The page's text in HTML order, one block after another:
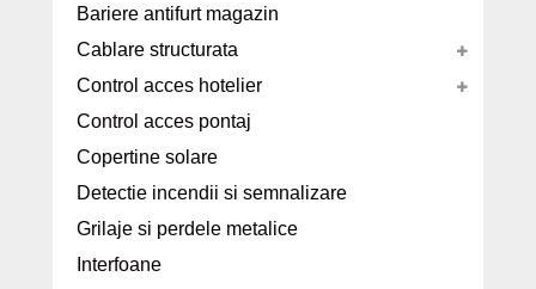
Bariere antifurt magazin
Cablare structurata
Control acces hotelier
Control acces pontaj
Copertine solare
Detectie incendii si semnalizare
Grilaje si perdele metalice
Interfoane